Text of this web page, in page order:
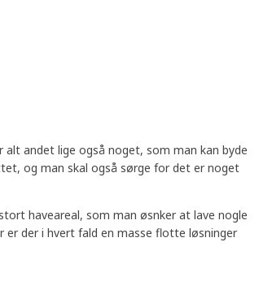
andet lige også noget, som man kan byde
og man skal også sørge for det er noget
haveareal, som man øsnker at lave nogle
der i hvert fald en masse flotte løsninger